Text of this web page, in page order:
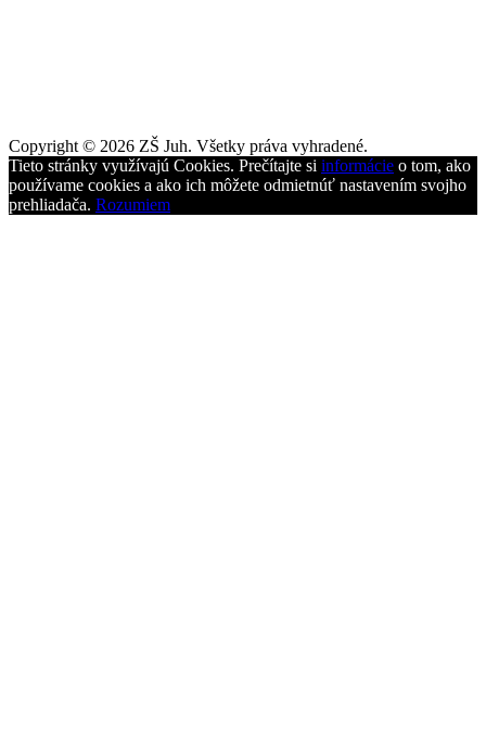
Copyright © 2026 ZŠ Juh. Všetky práva vyhradené.
Tieto stránky využívajú Cookies. Prečítajte si informácie o tom, ako
používame cookies a ako ich môžete odmietnúť nastavením svojho
prehliadača. Rozumiem